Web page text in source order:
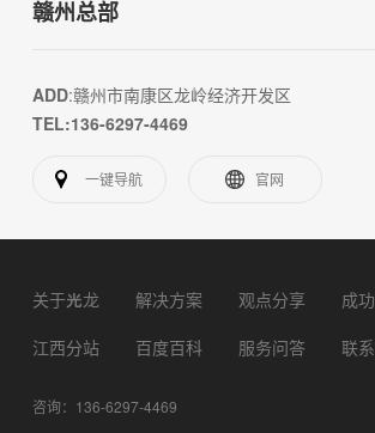
赣州总部
ADD:赣州市南康区龙岭经济开发区
TEL:136-6297-4469
一键导航 官网
关于光龙 解决方案 观点分享
成
江西分站
百度百科 服务问答 联
咨询：136-6297-4469